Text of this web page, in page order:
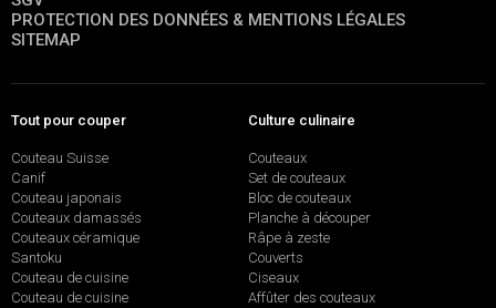
PROTECTION DES DONNÉES & MENTIONS LÉGALES
SITEMAP
Tout pour couper
Couteau Suisse
Canif
Couteau japonais
Couteaux damassés
Couteaux céramique
Santoku
Couteau de cuisine
Couteau de cuisine
Culture culinaire
Couteaux
Set de couteaux
Bloc de couteaux
Planche à découper
Râpe à zeste
Couverts
Ciseaux
Affûter des couteaux